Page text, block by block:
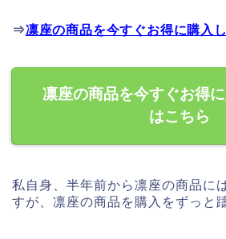
⇒凛座の商品を今すぐお得に購入
凛座の商品を今すぐお得
はこちら
私自身、半年前から凛座の商品に
すが、凛座の商品を購入をずっと